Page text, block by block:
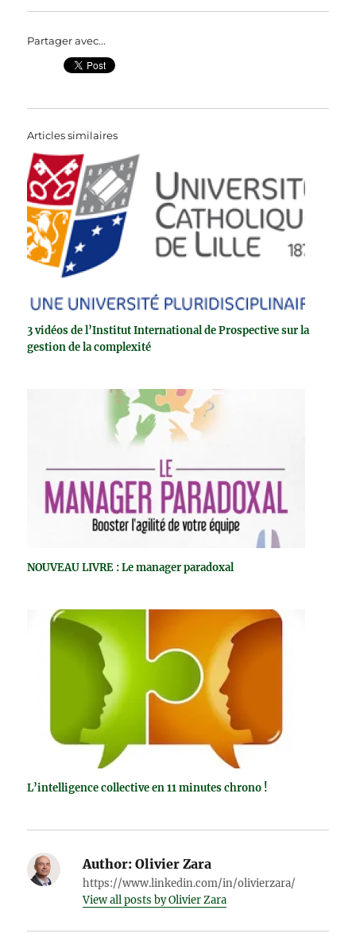
Partager avec...
Articles similaires
3 vidéos de l’Institut International de Prospective sur la
gestion de la complexité
NOUVEAU LIVRE : Le manager paradoxal
L’intelligence collective en 11 minutes chrono !
Author: Olivier Zara
https://www.linkedin.com/in/olivierzara/
View all posts by Olivier Zara